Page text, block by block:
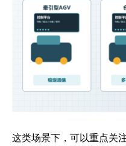
这类场景下，可以重点关